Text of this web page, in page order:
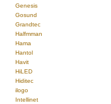
Genesis
Gosund
Grandtec
Halfmman
Hama
Hantol
Havit
HiLED
Hiditec
ilogo
Intellinet